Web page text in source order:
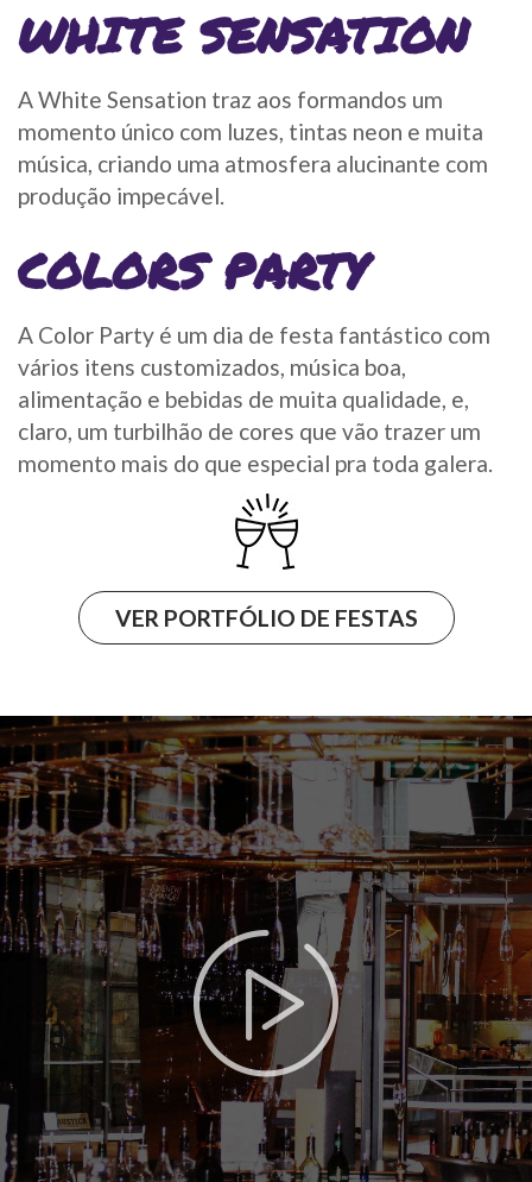
WHITE SENSATION
A White Sensation traz aos formandos um
momento único com luzes, tintas neon e muita
música, criando uma atmosfera alucinante com
produção impecável.
COLORS PARTY
A Color Party é um dia de festa fantástico com
vários itens customizados, música boa,
alimentação e bebidas de muita qualidade, e,
claro, um turbilhão de cores que vão trazer um
momento mais do que especial pra toda galera.
VER PORTFÓLIO DE FESTAS